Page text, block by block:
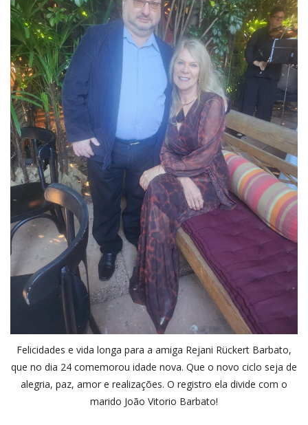
Felicidades e vida longa para a amiga Rejani Rückert Barbato,
que no dia 24 comemorou idade nova. Que o novo ciclo seja de
alegria, paz, amor e realizações. O registro ela divide com o
marido João Vitorio Barbato!